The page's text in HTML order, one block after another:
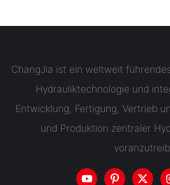
ChangJia ist ein weltweit
Hydrauliktechnologie und
Entwicklung, Fertigung, Vertrieb
und Produktion zentraler